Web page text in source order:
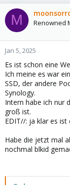
M Renowned
Jan 5, 2025
Es ist schon eine
Ich meine es war
SSD, der andere
Synology.
Intern habe ich nur
groß ist.
EDIT//: ja klar es ist
Habe die jetzt mal
nochmal blkid